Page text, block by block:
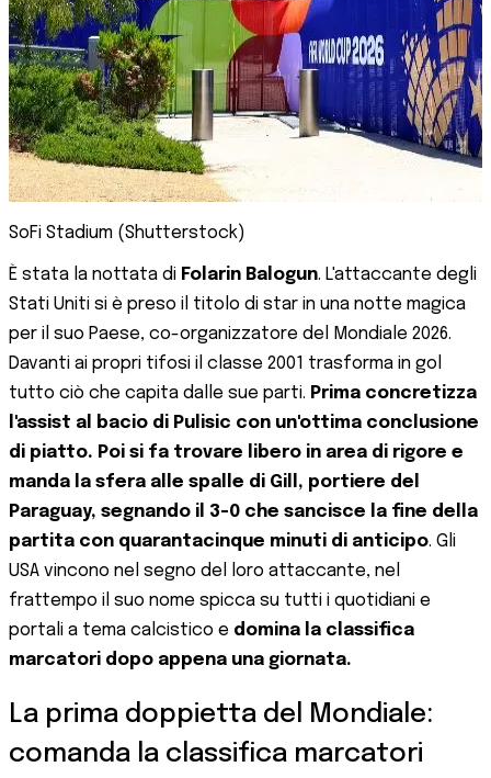
SoFi Stadium (Shutterstock)
È stata la nottata di Folarin Balogun. L'attaccante degli
Stati Uniti si è preso il titolo di star in una notte magica
per il suo Paese, co-organizzatore del Mondiale 2026.
Davanti ai propri tifosi il classe 2001 trasforma in gol
tutto ciò che capita dalle sue parti. Prima concretizza
l'assist al bacio di Pulisic con un'ottima conclusione
di piatto. Poi si fa trovare libero in area di rigore e
manda la sfera alle spalle di Gill, portiere del
Paraguay, segnando il 3-0 che sancisce la fine della
partita con quarantacinque minuti di anticipo. Gli
USA vincono nel segno del loro attaccante, nel
frattempo il suo nome spicca su tutti i quotidiani e
portali a tema calcistico e domina la classifica
marcatori dopo appena una giornata.
La prima doppietta del Mondiale:
comanda la classifica marcatori